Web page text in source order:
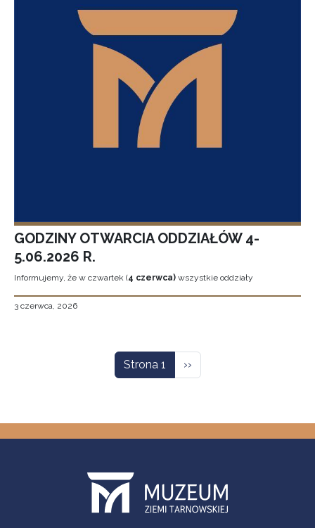
GODZINY OTWARCIA ODDZIAŁÓW 4-
5.06.2026 R.
Informujemy, że w czwartek (4 czerwca) wszystkie oddziały
3 czerwca, 2026
Strona 1 Następna strona
››